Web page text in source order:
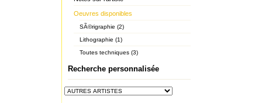
Oeuvres disponibles
SÃ©rigraphie (2)
Lithographie (1)
Toutes techniques (3)
Recherche personnalisée